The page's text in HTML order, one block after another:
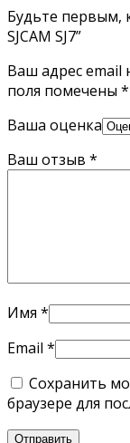
Будьте первым,
SJCAM SJ7”
Ваш адрес email
поля помечены *
Ваша оценка
Ваш отзыв *
Имя *
Email *
Сохранить
браузере для